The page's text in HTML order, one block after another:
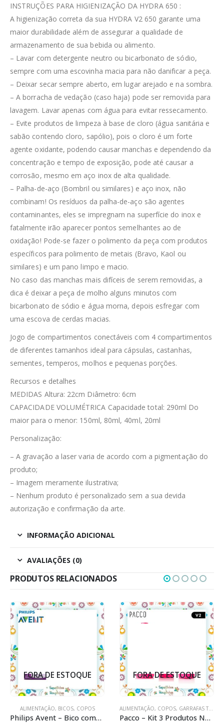
INSTRUÇÕES PARA HIGIENIZAÇÃO DA HYDRA 650 :
A higienização correta da sua HYDRA V2 650 garante uma
maior durabilidade além de assegurar a qualidade de
armazenamento de sua bebida ou alimento.
– Lavar com detergente neutro ou bicarbonato de sódio,
sempre com uma escovinha macia para não danificar a peça.
– Deixar secar sempre aberto, em lugar arejado e na sombra.
– A borracha de vedação (caso haja) pode ser removida para
lavagem. Lavar apenas com água para evitar ressecamento.
– Evite produtos de limpeza à base de cloro (água sanitária e
sabão contendo cloro, sapólio), pois o cloro é um forte
agente oxidante, podendo causar manchas e dependendo da
concentração e tempo de exposição, pode até causar a
corrosão, mesmo em aço inox de alta qualidade.
– Palha-de-aço (Bombril ou similares) e aço inox, não
combinam! Os resíduos da palha-de-aço são agentes
contaminantes, eles se impregnam na superfície do inox e
fatalmente irão aparecer pontos semelhantes ao de
oxidação! Pode-se fazer o polimento da peça com produtos
específicos para polimento de metais (Bravo, Kaol ou
similares) e um pano limpo e macio.
No caso das manchas mais difíceis de serem removidas, a
dica é deixar a peça de molho alguns minutos com
bicarbonato de sódio e água morna, depois esfregar com
uma escova de cerdas macias.
Jogo de compartimentos conectáveis com 4 compartimentos
de diferentes tamanhos ideal para cápsulas, castanhas,
sementes, temperos, molhos e pequenas porções.
Recursos e detalhes
MEDIDAS Altura: 22cm Diâmetro: 6cm
CAPACIDADE VOLUMÉTRICA Capacidade total: 290ml Do
maior para o menor: 150ml, 80ml, 40ml, 20ml
Personalização:
– A gravação a laser varia de acordo com a pigmentação do
produto;
– Imagem meramente ilustrativa;
– Nenhum produto é personalizado sem a sua devida
autorização e confirmação da arte.
INFORMAÇÃO ADICIONAL
AVALIAÇÕES (0)
PRODUTOS RELACIONADOS
FORA DE ESTOQUE
ALIMENTAÇÃO, BICOS, COPOS
Philips Avent – Bico compatível com copo pinguim
FORA DE ESTOQUE
ALIMENTAÇÃO, COPOS, GARRAFAS TÉRMICAS
Pacco – Kit 3 Produtos Na Cor Pink Com Gravação A Laser